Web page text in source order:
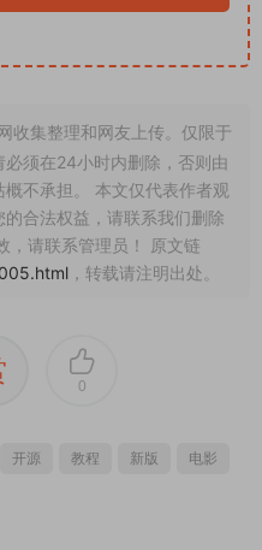
收集整理和网友上传。仅限于
须在24小时内删除，否则由
不承担。 本文仅代表作者观
合法权益，请联系我们删除
，请联系管理员！ 原文链
，转载请注明出处。
0
开源 教程 新版
电影